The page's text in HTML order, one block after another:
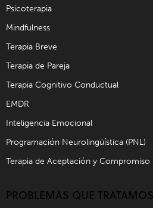
Psicoterapia
Mindfulness
Terapia Breve
Terapia de Pareja
Terapia Cognitivo Conductual
EMDR
Inteligencia Emocional
Programación Neurolingüística (PNL)
Terapia de Aceptación y Compromiso
PROBLEMAS QUE TRATAMOS